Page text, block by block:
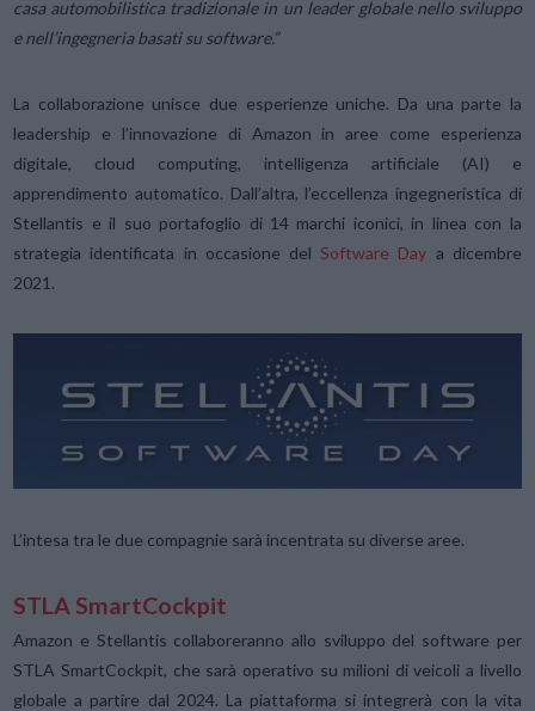
casa automobilistica tradizionale in un leader globale nello sviluppo
e nell’ingegneria basati su software.”
La collaborazione unisce due esperienze uniche. Da una parte la
leadership e l’innovazione di Amazon in aree come esperienza
digitale, cloud computing, intelligenza artificiale (AI) e
apprendimento automatico. Dall’altra, l’eccellenza ingegneristica di
Stellantis e il suo portafoglio di 14 marchi iconici, in linea con la
strategia identificata in occasione delSoftware Day a dicembre
2021.
L’intesa tra le due compagnie sarà incentrata su diverse aree.
STLA SmartCockpit
Amazon e Stellantis collaboreranno allo sviluppo del software per
STLA SmartCockpit, che sarà operativo su milioni di veicoli a livello
globale a partire dal 2024. La piattaforma si integrerà con la vita